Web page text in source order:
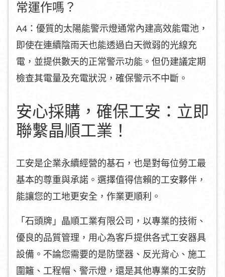
常運作嗎？
A4：優質的太陽能警示燈通常內建高效能電池，
即使在連續陰雨天也能透過白天微弱的光線充
電，並提供數天的正常警示功能。但仍建議定期
檢查其電量及充電狀況，確保警示不中斷。
安心採購，確保工安：立即
聯繫晶順工業！
工安是企業永續經營的基石，也是對每位勞工最
基本的尊重與承諾。選擇值得信賴的工安夥伴，
能讓您的工地更安全，作業更順利。
「石頭牌」晶順工業有限公司，以專業的技術、
優良的品質管理，用心為客戶提供各式工安器具
設備。不論您需要的是防墜器、反光背心、施工
圍籬、工程帽、警示燈，還是其他專業的工安防